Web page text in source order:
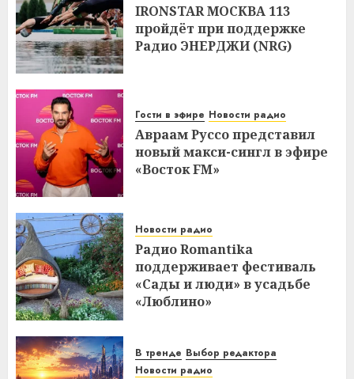
IRONSTAR МОСКВА 113
пройдёт при поддержке
Радио ЭНЕРДЖИ (NRG)
Гости в эфире Новости радио
Авраам Руссо представил
новый макси-сингл в эфире
«Восток FM»
Новости радио
Радио Romantika
поддерживает фестиваль
«Сады и люди» в усадьбе
«Люблино»
В тренде Выбор редактора
Новости радио